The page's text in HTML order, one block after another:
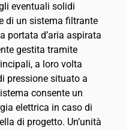
eventuali solidi
di un sistema filtrante
portata d’aria aspirata
gestita tramite
a loro volta
pressione situato a
consente un
elettrica in caso di
di progetto. Un’unità